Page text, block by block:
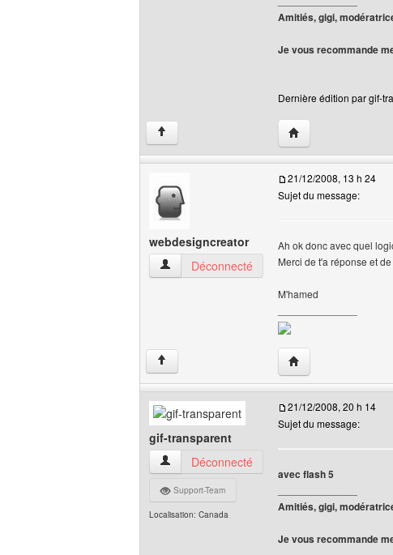
Amitiés, gigi,
Je vous recommande
Dernière édition par gif-
↑ Visiter le site web
webdesigncreator
webdesigncreator Voir le profil de l'utilisateur
Déconnecté
21/12/2008, 13 h 24
Sujet du message:
Ah ok donc avec quel
Merci de t'a réponse et
M'hamed
↑ Visiter le site web
gif-transparent
gif-transparent Voir le profil de l'utilisateur
Déconnecté
Support-Team
Localisation: Canada
21/12/2008, 20 h 14
Sujet du message:
avec flash 5
Amitiés, gigi,
Je vous recommande